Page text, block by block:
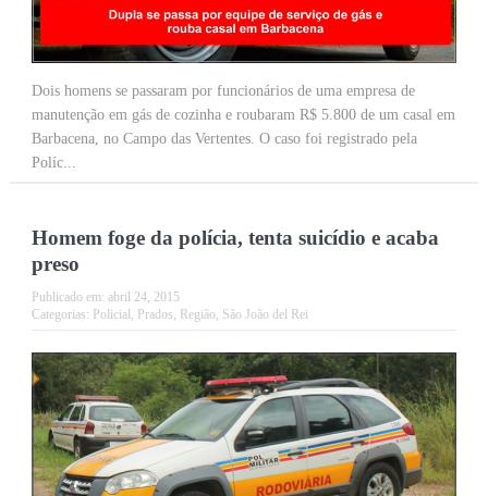
Dois homens se passaram por funcionários de uma empresa de
manutenção em gás de cozinha e roubaram R$ 5.800 de um casal em
Barbacena, no Campo das Vertentes. O caso foi registrado pela
Políc...
Homem foge da polícia, tenta suicídio e acaba
preso
Publicado em: abril 24, 2015
Categorias: Policial Prados Região, São João del Rei